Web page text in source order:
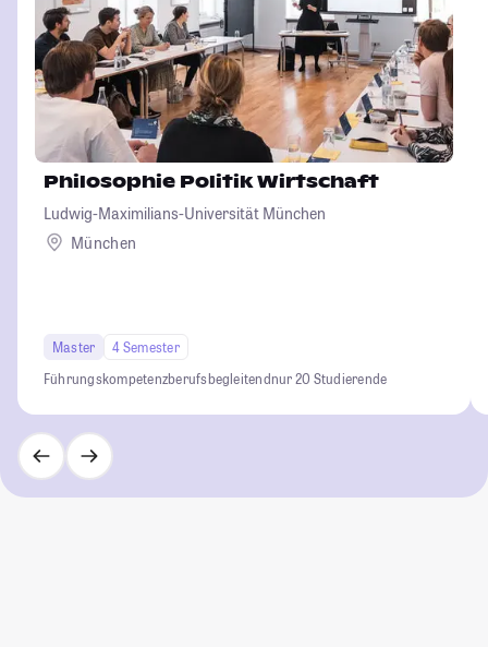
Philosophie Politik Wirtschaft
Ludwig-Maximilians-Universität München
München
Master
4 Semester
Führungskompetenzberufsbegleitendnur 20 Studierende